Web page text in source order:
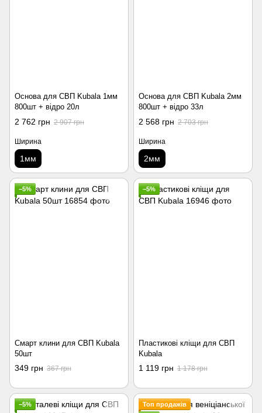
Основа для СВП Kubala 1мм
800шт + відро 20л
2 762 грн 2 907 грн
Ширина
1мм
Основа для СВП Kubala 2мм
800шт + відро 33л
2 568 грн 2 703 грн
Ширина
2мм
−5%
Смарт клини для СВП Kubala
50шт
349 грн 367 грн
−5%
Пластикові кліщи для СВП
Kubala
1 119 грн 1 178 грн
−5%
Топ продажів